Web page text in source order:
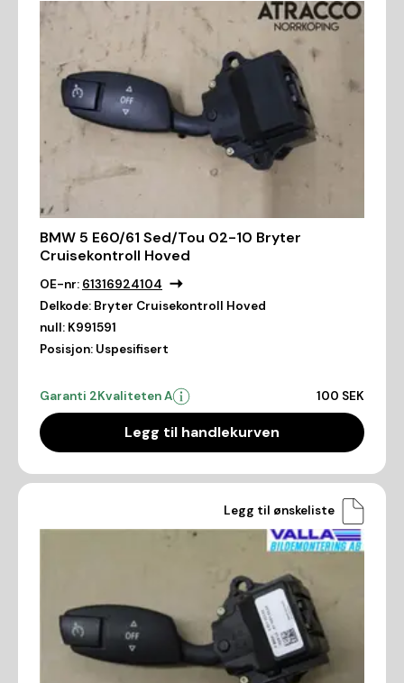
BMW 5 E60/61 Sed/Tou 02-10 Bryter
Cruisekontroll Hoved
OE-nr: 61316924104
Delkode: Bryter Cruisekontroll Hoved
null: K991591
Posisjon: Uspesifisert
Garanti 2Kvaliteten A 100 SEK
Legg til handlekurven
Legg til ønskeliste